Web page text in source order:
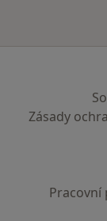
Zásady
Pracovní